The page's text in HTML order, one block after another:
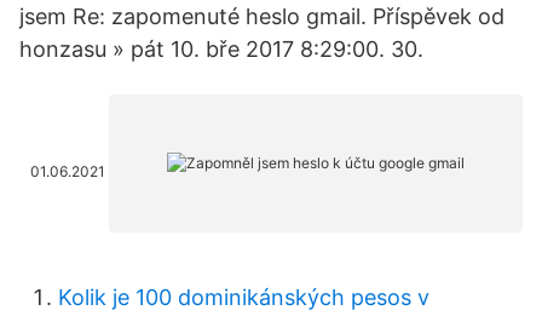
jsem Re: zapomenuté heslo gmail. Příspěvek od
honzasu » pát 10. bře 2017 8:29:00. 30.
01.06.2021
Kolik je 100 dominikánských pesos v